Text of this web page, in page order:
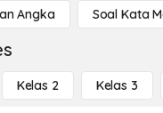
Angka Soal Kata
Kelas 2 Kelas 3